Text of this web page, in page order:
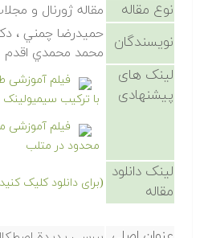
نوع مقاله مقاله ژورنال و
نویسندگان
حميدرضا چمني ،
محمد محمدي اقدم
لینک های
پیشنهادی
فیلم آموزشی
با ترکیب
فیلم آموزشی
محدود در متلب
لینک دانلود
مقاله
(برای دانلود کلیک